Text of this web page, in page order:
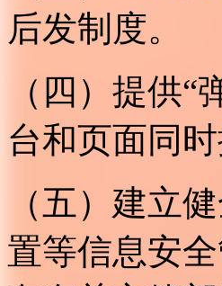
后发制度。
（四）提供
台和页面同
（五）建立
置等信息安